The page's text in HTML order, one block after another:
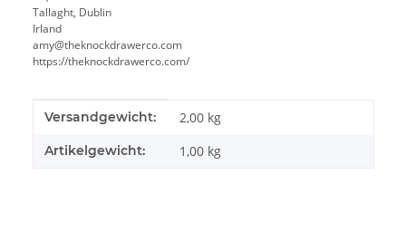
Tallaght, Dublin
Irland
amy@theknockdrawerco.com
https://theknockdrawerco.com/
Produkteigenschaft
Wert
Versandgewicht: 2,00 kg
Artikelgewicht: 1,00 kg